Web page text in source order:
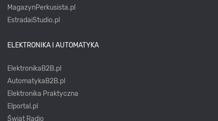
MagazynPerkusista.pl
EstradaiStudio.pl
ELEKTRONIKA I AUTOMATYKA
ElektronikaB2B.pl
AutomatykaB2B.pl
Elektronika Praktyczna
Elportal.pl
Świat Radio